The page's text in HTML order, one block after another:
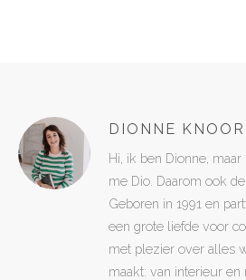
DIONNE
Hi, ik ben Dionne,
me Dio. Daarom ook
Geboren in 1991 en
een grote liefde voor
met plezier over alles
maakt: van interieur en